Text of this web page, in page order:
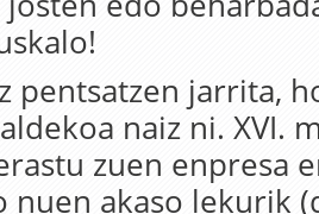
pentsatzen jarrita,
naiz ni. XVI.
zuen enpresa
nuen akaso lekurik